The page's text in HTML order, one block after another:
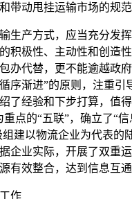
带动甩挂运输市场的规
产方式，应当充分发挥
积极性、主动性和创造
办代替，更不能逾越政
序渐进”的原则，注重
了经验和下步打算，值
点的“五联”，确立了“
建以物流企业为代表
企业实际，开展了双重
有效整合，达到信息互
作